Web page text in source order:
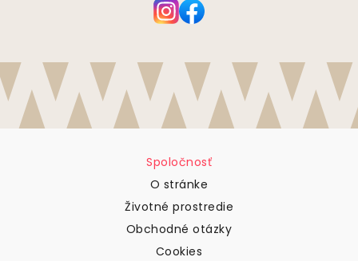
Spoločnosť
O stránke
Životné prostredie
Obchodné otázky
Cookies